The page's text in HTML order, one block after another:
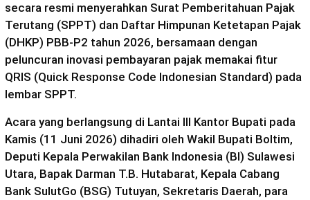
secara resmi menyerahkan Surat Pemberitahuan Pajak
Terutang (SPPT) dan Daftar Himpunan Ketetapan Pajak
(DHKP) PBB‑P2 tahun 2026, bersamaan dengan
peluncuran inovasi pembayaran pajak memakai fitur
QRIS (Quick Response Code Indonesian Standard) pada
lembar SPPT.
Acara yang berlangsung di Lantai III Kantor Bupati pada
Kamis (11 Juni 2026) dihadiri oleh Wakil Bupati Boltim,
Deputi Kepala Perwakilan Bank Indonesia (BI) Sulawesi
Utara, Bapak Darman T.B. Hutabarat, Kepala Cabang
Bank SulutGo (BSG) Tutuyan, Sekretaris Daerah, para